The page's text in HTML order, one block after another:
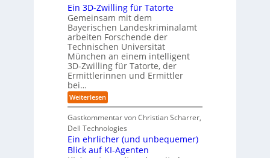
h
e
n
R
o
u
t
e
-
H
e
r
s
t
e
D
a
t
e
n
K
I
-
r
o
j
e
k
t
e
i
i
n
k
e
n
d
e
s
C
b
e
r
r
s
i
k
z
w
e
i
t
e
s
L
e
e
n
f
ü
r
I
n
d
Ein 3D-Zwilling für Tatorte
Gemeinsam mit dem
Bayerischen Landeskriminalamt
arbeiten Forschende der
Technischen Universität
München an einem intelligent
3D-Zwilling für Tatorte, der
Ermittlerinnen und Ermittler
bei…
Weiterlesen:
E
n
3
D
-
Z
Gastkommentar von Christian Scharrer,
Dell Technologies
Ein ehrlicher (und unbequemer)
Blick auf KI-Agenten